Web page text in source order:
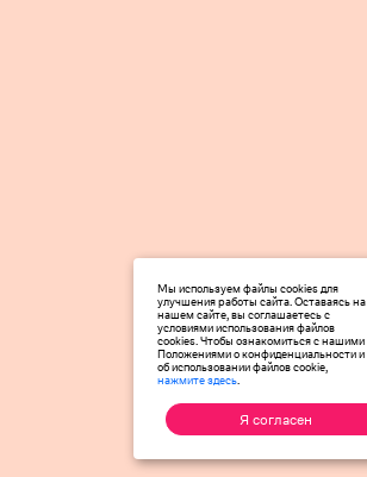
Мы используем файлы cookies для
улучшения работы сайта. Оставаясь на
нашем сайте, вы соглашаетесь с
условиями использования файлов
cookies. Чтобы ознакомиться с нашими
Положениями о конфиденциальности и
об использовании файлов cookie,
нажмите здесь.
Я согласен